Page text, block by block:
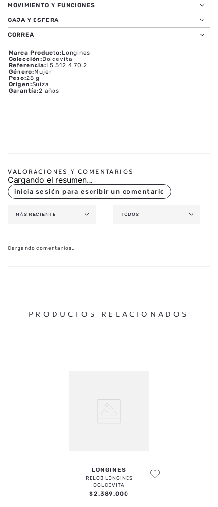
MOVIMIENTO Y FUNCIONES
CAJA Y ESFERA
CORREA
Marca Producto:Longines
Colección:Dolcevita
Referencia:L5.512.4.70.2
Género:Mujer
Peso:25 g
Origen:Suiza
Garantía:2 años
Cargando el resumen…
MÁS RECIENTE TODOS
Cargando comentarios…
PRODUCTOS RELACIONADOS
LONGINES
RELOJ LONGINES
DOLCEVITA
$2.389.000